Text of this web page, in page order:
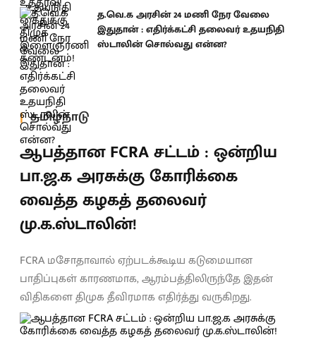
த.வெ.க அரசின் 24 மணி நேர வேலை
இதுதான் : எதிர்க்கட்சி தலைவர் உதயநிதி
ஸ்டாலின் சொல்வது என்ன?
தமிழ்நாடு
ஆபத்தான FCRA சட்டம் : ஒன்றிய
பா.ஜ.க அரசுக்கு கோரிக்கை
வைத்த கழகத் தலைவர்
மு.க.ஸ்டாலின்!
FCRA மசோதாவால் ஏற்படக்கூடிய கடுமையான
பாதிப்புகள் காரணமாக, ஆரம்பத்திலிருந்தே இதன்
விதிகளை திமுக தீவிரமாக எதிர்த்து வருகிறது.